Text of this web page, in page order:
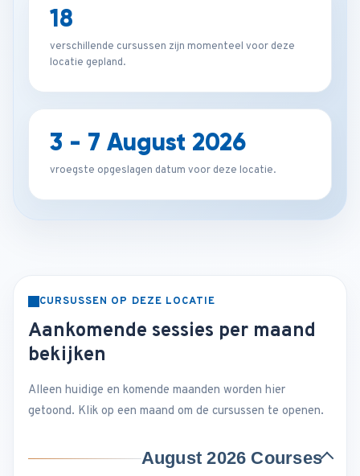
18
verschillende cursussen zijn momenteel voor deze
locatie gepland.
3 - 7 August 2026
vroegste opgeslagen datum voor deze locatie.
CURSUSSEN OP DEZE LOCATIE
Aankomende sessies per maand
bekijken
Alleen huidige en komende maanden worden hier
getoond. Klik op een maand om de cursussen te openen.
August 2026 Courses